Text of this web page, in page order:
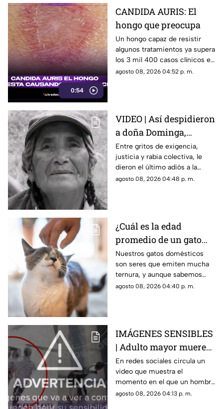
0:54
CANDIDA AURIS: El
hongo que preocupa
Un hongo capaz de resistir
algunos tratamientos ya supera
los 3 mil 400 casos clínicos en
Estados Unidos durante 2026.
agosto 08, 2026 04:52 p. m.
VIDEO | Así despidieron
a doña Dominga,
abuelita de 82 años
asesinada por 90 pesos
Entre gritos de exigencia,
justicia y rabia colectiva, le
dieron el último adiós a la
mujer que fue asesinada de
agosto 08, 2026 04:48 p. m.
¿Cuál es la edad
promedio de un gato
doméstico? Podrías
disfrutar a tu michi
más tiempo del que te
imaginas
Nuestros gatos domésticos
son seres que emiten mucha
ternura, y aunque sabemos
que no son eternos, seguro
agosto 08, 2026 04:40 p. m.
IMÁGENES SENSIBLES
| Adulto mayor muere
atropellado por un
tráiler, video revela que
un hombre lo empujó
de manera intencional
En redes sociales circula un
video que muestra el
momento en el que un hombre
de la tercera edad fue
agosto 08, 2026 04:13 p. m.